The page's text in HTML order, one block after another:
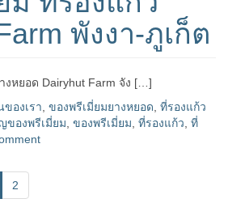
พังงา-ภูเก็ต
หยอด Dairyhut Farm จัง […]
ของเรา ของพรีเมี่ยมยางหยอด ที่รองแก้ว
ของพรีเมี่ยม ของพรีเมี่ยม ที่รองแก้ว ที่
2